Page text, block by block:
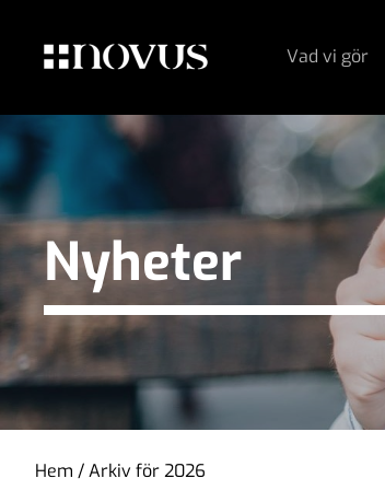
Vad vi gör
Nyheter
Hem /Arkiv för 2026